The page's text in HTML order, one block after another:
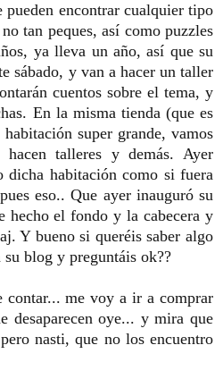
pueden encontrar cualquier tipo
tan peques, así como puzzles
ya lleva un año, así que su
sábado, y van a hacer un taller
cuentos sobre el tema, y
En la misma tienda (que es
super grande, vamos
talleres y demás. Ayer
dicha habitación como si fuera
eso.. Que ayer inauguró su
hecho el fondo y la cabecera y
Y bueno si queréis saber algo
blog y preguntáis ok??
contar... me voy a ir a comprar
desaparecen oye... y mira que
nasti, que no los encuentro